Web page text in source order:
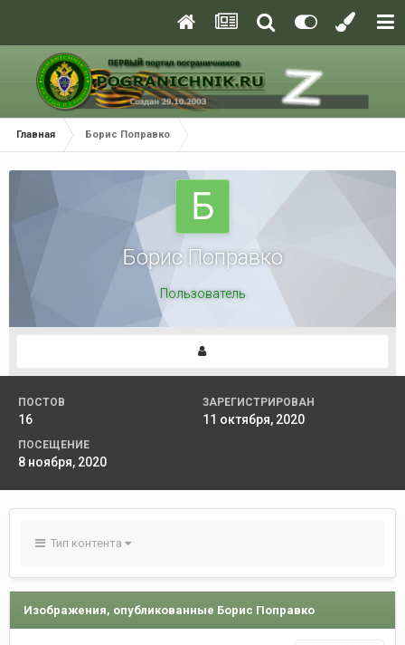
Главная Борис Поправко
Борис Поправко
Пользователь
ПОСТОВ
16
ЗАРЕГИСТРИРОВАН
11 октября, 2020
ПОСЕЩЕНИЕ
8 ноября, 2020
Тип контента
Изображения, опубликованные Борис Поправко